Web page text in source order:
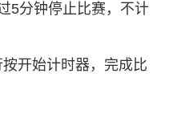
5分钟停止比赛，不计
按开始计时器，完成比